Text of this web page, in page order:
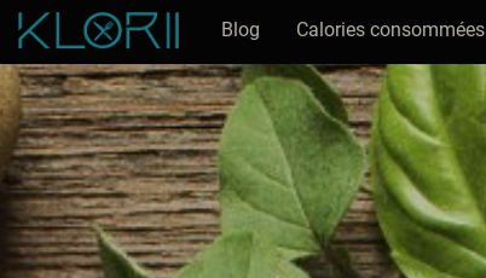
Blog Calories consommées